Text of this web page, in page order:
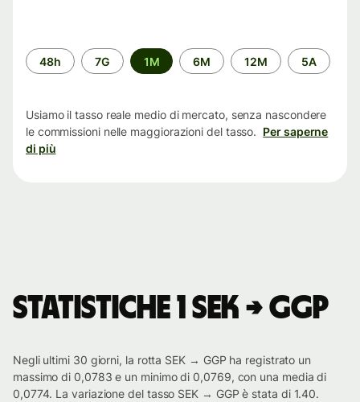
Periodo
di
48h 7G 1M 6M 12M 5A
Usiamo il tasso reale medio di mercato, senza nascondere
le commissioni nelle maggiorazioni del tasso. Per saperne
di più
Statistiche 1 SEK → GGP
Negli ultimi 30 giorni, la rotta SEK → GGP ha registrato un
massimo di 0,0783 e un minimo di 0,0769, con una media di
0,0774. La variazione del tasso SEK → GGP è stata di 1.40.